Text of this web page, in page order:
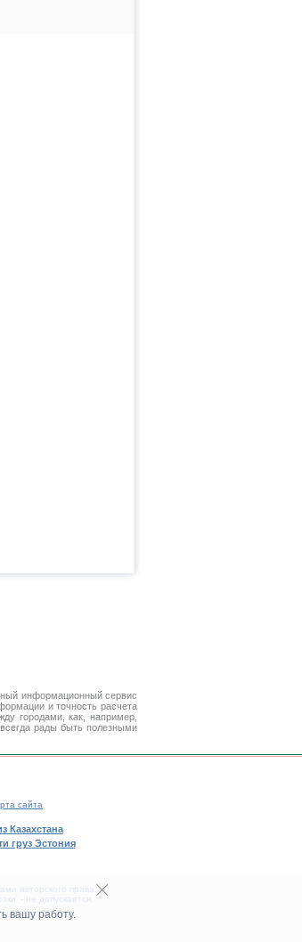
вашу работу.
информационный сервис
и точность расчета
городами, как, например,
рады быть полезными
сайта
Казахстана
груз Эстония
авторского права.
- не допускается.